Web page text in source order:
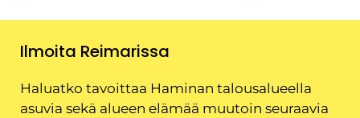
Ilmoita Reimarissa
Haluatko tavoittaa Haminan talousalueella
asuvia sekä alueen elämää muutoin seuraavia